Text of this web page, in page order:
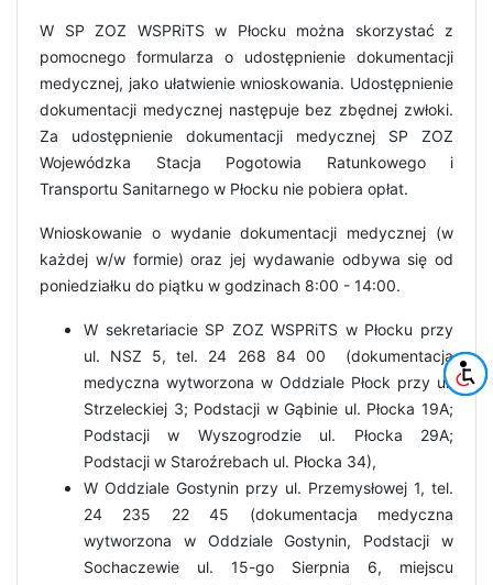
W SP ZOZ WSPRiTS w Płocku można skorzystać z
pomocnego formularza o udostępnienie dokumentacji
medycznej, jako ułatwienie wnioskowania. Udostępnienie
dokumentacji medycznej następuje bez zbędnej zwłoki.
Za udostępnienie dokumentacji medycznej SP ZOZ
Wojewódzka Stacja Pogotowia Ratunkowego i
Transportu Sanitarnego w Płocku nie pobiera opłat.
Wnioskowanie o wydanie dokumentacji medycznej (w
każdej w/w formie) oraz jej wydawanie odbywa się od
poniedziałku do piątku w godzinach 8:00 - 14:00.
W sekretariacie SP ZOZ WSPRiTS w Płocku przy
ul. NSZ 5, tel. 24 268 84 00 (dokumentacja
medyczna wytworzona w Oddziale Płock przy ul.
Strzeleckiej 3; Podstacji w Gąbinie ul. Płocka 19A;
Podstacji w Wyszogrodzie ul. Płocka 29A;
Podstacji w Staroźrebach ul. Płocka 34),
W Oddziale Gostynin przy ul. Przemysłowej 1, tel.
24 235 22 45 (dokumentacja medyczna
wytworzona w Oddziale Gostynin, Podstacji w
Sochaczewie ul. 15-go Sierpnia 6, miejscu